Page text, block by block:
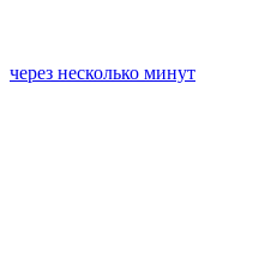
через несколько минут